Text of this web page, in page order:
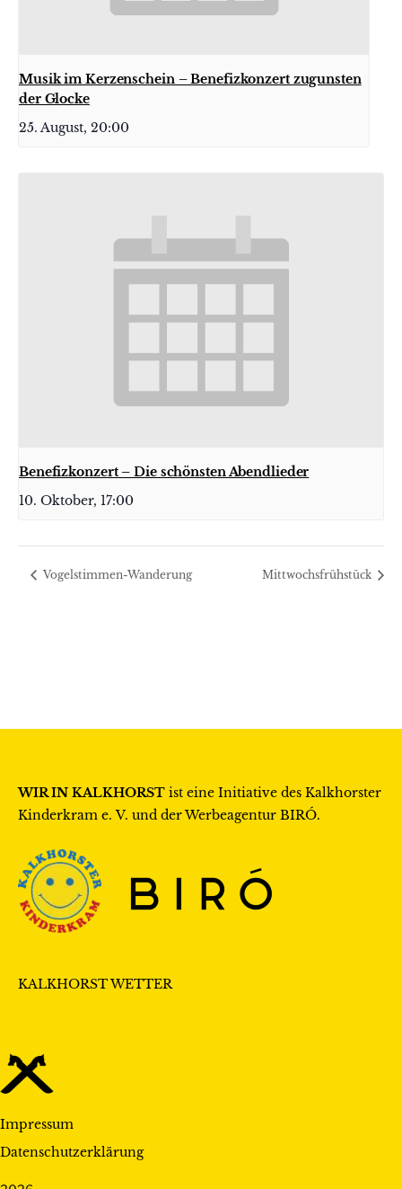
Musik im Kerzenschein – Benefizkonzert zugunsten
der Glocke
25. August, 20:00
Benefizkonzert – Die schönsten Abendlieder
10. Oktober, 17:00
Vogelstimmen-Wanderung Mittwochsfrühstück
WIR IN KALKHORST ist eine Initiative des Kalkhorster
Kinderkram e. V. und der Werbeagentur BIRÓ.
KALKHORST WETTER
Impressum
Datenschutzerklärung